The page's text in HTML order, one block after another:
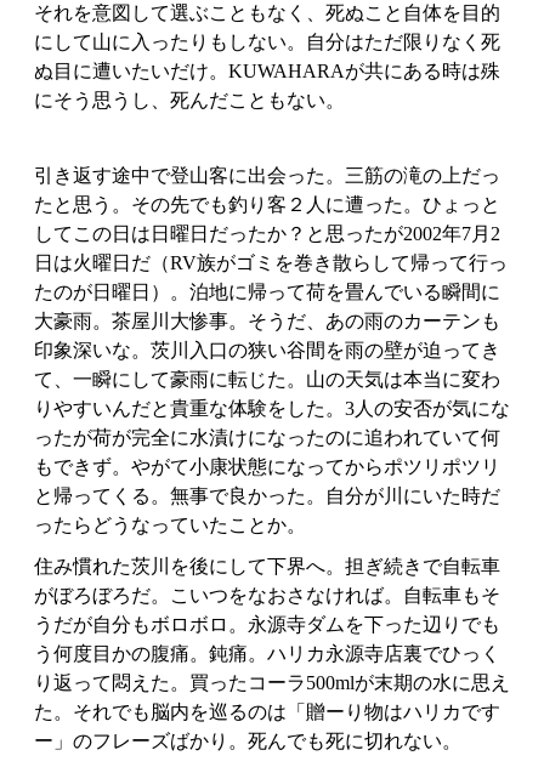
それを意図して選ぶこともなく、死ぬこと自体を目的
にして山に入ったりもしない。自分はただ限りなく死
ぬ目に遭いたいだけ。KUWAHARAが共にある時は殊
にそう思うし、死んだこともない。
引き返す途中で登山客に出会った。三筋の滝の上だっ
たと思う。その先でも釣り客２人に遭った。ひょっと
してこの日は日曜日だったか？と思ったが2002年7月2
日は火曜日だ（RV族がゴミを巻き散らして帰って行っ
たのが日曜日）。泊地に帰って荷を畳んでいる瞬間に
大豪雨。茶屋川大惨事。そうだ、あの雨のカーテンも
印象深いな。茨川入口の狭い谷間を雨の壁が迫ってき
て、一瞬にして豪雨に転じた。山の天気は本当に変わ
りやすいんだと貴重な体験をした。3人の安否が気にな
ったが荷が完全に水漬けになったのに追われていて何
もできず。やがて小康状態になってからポツリポツリ
と帰ってくる。無事で良かった。自分が川にいた時だ
ったらどうなっていたことか。
住み慣れた茨川を後にして下界へ。担ぎ続きで自転車
がぼろぼろだ。こいつをなおさなければ。自転車もそ
うだが自分もボロボロ。永源寺ダムを下った辺りでも
う何度目かの腹痛。鈍痛。ハリカ永源寺店裏でひっく
り返って悶えた。買ったコーラ500mlが末期の水に思え
た。それでも脳内を巡るのは「贈ーり物はハリカです
ー」のフレーズばかり。死んでも死に切れない。